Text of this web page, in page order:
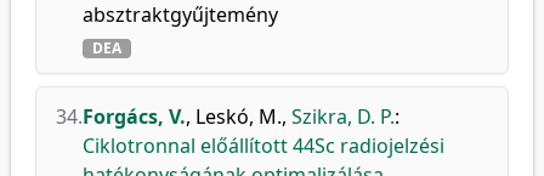
absztraktgyűjtemény
DEA
34.Forgács, V., Leskó, M., Szikra, D. P.:
Ciklotronnal előállított 44Sc radiojelzési